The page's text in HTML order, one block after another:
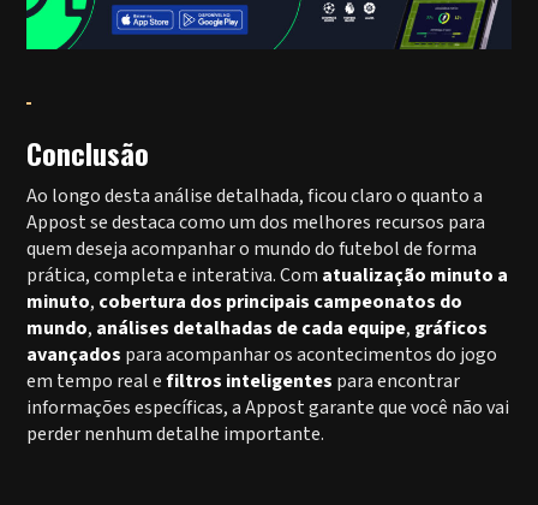
Conclusão
Ao longo desta análise detalhada, ficou claro o quanto a
Appost se destaca como um dos melhores recursos para
quem deseja acompanhar o mundo do futebol de forma
prática, completa e interativa. Com atualização minuto a
minuto, cobertura dos principais campeonatos do
mundo, análises detalhadas de cada equipe, gráficos
avançados para acompanhar os acontecimentos do jogo
em tempo real efiltros inteligentes para encontrar
informações específicas, a Appost garante que você não vai
perder nenhum detalhe importante.